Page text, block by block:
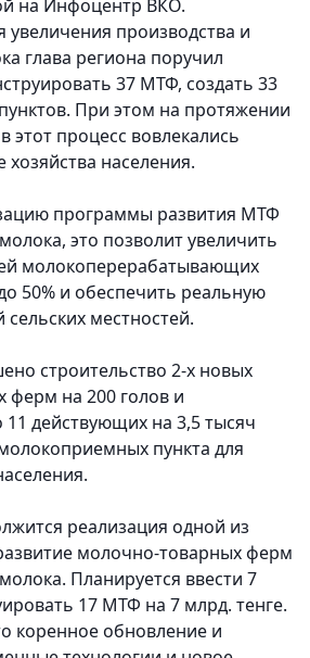
на Инфоцентр ВКО.
производства и
глава региона поручил
37 МТФ, создать 33
При этом на протяжении
этот процесс вовлекались
населения.
программы развития МТФ
это позволит увеличить
молокоперерабатывающих
50% и обеспечить реальную
местностей.
строительство 2-х новых
ферм на 200 голов и
11 действующих на 3,5 тысяч
пункта для
реализация одной из
молочно-товарных ферм
Планируется ввести 7
17 МТФ на 7 млрд. тенге.
коренное обновление и